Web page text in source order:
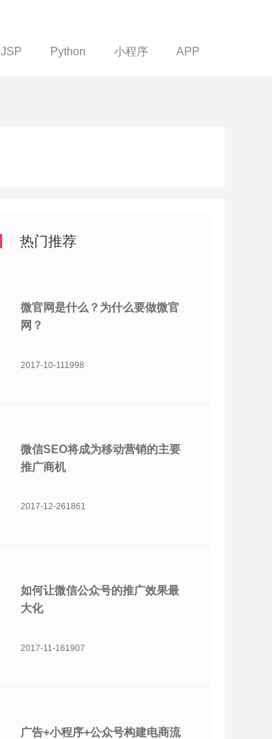
JSP Python 小程序 APP
热门推荐
微官网是什么？为什么要做微官
网？
2017-10-11 1998
微信SEO将成为移动营销的主要
推广商机
2017-12-261861
如何让微信公众号的推广效果最
大化
2017-11-161907
广告+小程序+公众号构建电商流